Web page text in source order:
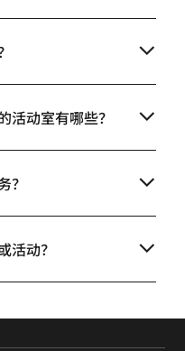
活动室有哪些？
？
活动？